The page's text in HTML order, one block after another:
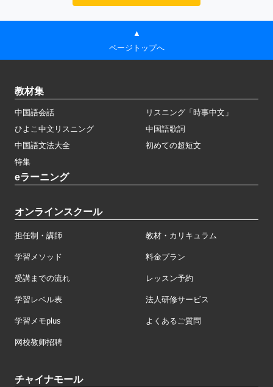
▲
ページトップへ
教材集
中国語会話
リスニング「時事中文」
ひよこ中文リスニング
中国語歌詞
中国語文法大全
初めての超短文
特集
eラーニング
オンラインスクール
担任制・講師 教材・カリキュラム
学習メソッド 料金プラン
受講までの流れ レッスン予約
学習レベル表 法人研修サービス
学習メモplus よくあるご質問
网校教师招聘
チャイナモール